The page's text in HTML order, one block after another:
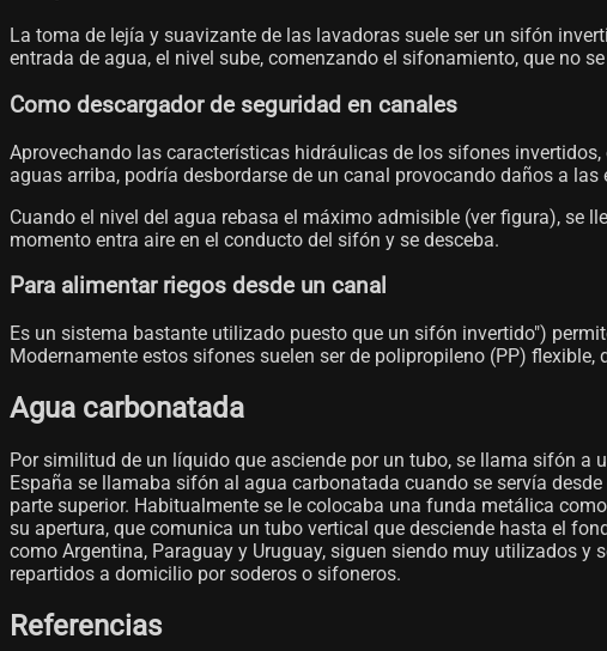
La toma de lejía y suavizante de las lavadoras suele ser un sifón
entrada de agua, el nivel sube, comenzando el sifonamiento, que no
Como descargador de seguridad en canales
Aprovechando las características hidráulicas de los sifones
aguas arriba, podría desbordarse de un canal provocando daños a
Cuando el nivel del agua rebasa el máximo admisible (ver figura), se
momento entra aire en el conducto del sifón y se desceba.
Para alimentar riegos desde un canal
Es un sistema bastante utilizado puesto que un sifón invertido")
Modernamente estos sifones suelen ser de polipropileno (PP) flexible,
Agua carbonatada
Por similitud de un líquido que asciende por un tubo, se llama sifón a
España se llamaba sifón al agua carbonatada cuando se servía
parte superior. Habitualmente se le colocaba una funda metálica
su apertura, que comunica un tubo vertical que desciende hasta el
como Argentina, Paraguay y Uruguay, siguen siendo muy utilizados
repartidos a domicilio por soderos o sifoneros.
Referencias